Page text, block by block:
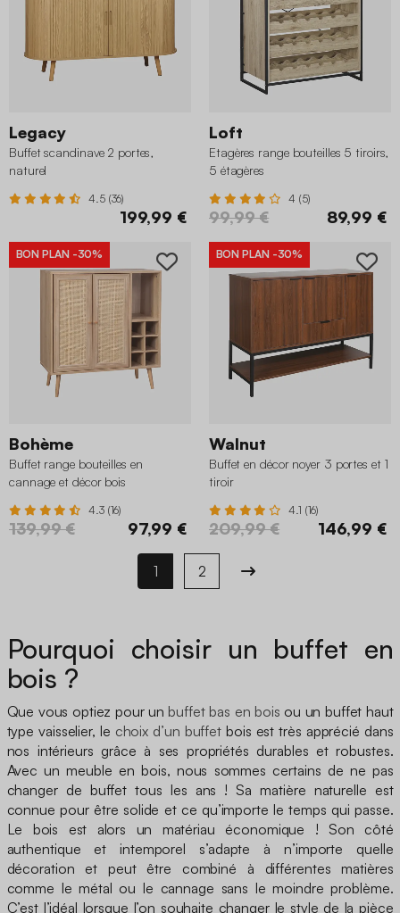
Legacy
Buffet scandinave 2 portes,
naturel
4.5 (36)
199,99 €
Loft
Etagères range bouteilles 5 tiroirs,
5 étagères
4 (5)
99,99 € 89,99 €
BON PLAN -30%
Bohème
Buffet range bouteilles en
cannage et décor bois
4.3 (16)
139,99 € 97,99 €
BON PLAN -30%
Walnut
Buffet en décor noyer 3 portes et 1
tiroir
4.1 (16)
209,99 € 146,99 €
1 2
Pourquoi choisir un buffet en
bois ?
Que vous optiez pour un buffet bas en bois ou un buffet haut
type vaisselier, le choix d’un buffet bois est très apprécié dans
nos intérieurs grâce à ses propriétés durables et robustes.
Avec un meuble en bois, nous sommes certains de ne pas
changer de buffet tous les ans ! Sa matière naturelle est
connue pour être solide et ce qu’importe le temps qui passe.
Le bois est alors un matériau économique ! Son côté
authentique et intemporel s’adapte à n’importe quelle
décoration et peut être combiné à différentes matières
comme le métal ou le cannage sans le moindre problème.
C’est l’idéal lorsque l’on souhaite changer le style de la pièce